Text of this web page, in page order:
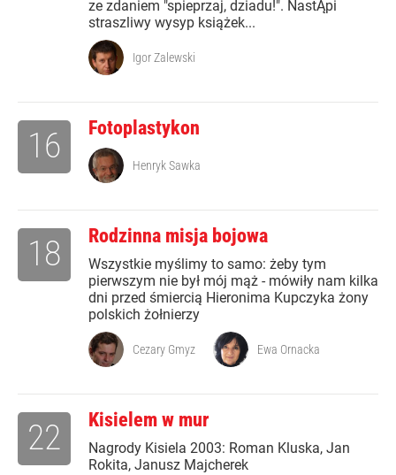
ze zdaniem "spieprzaj, dziadu!". NastĄpi
straszliwy wysyp książek...
Igor Zalewski
Fotoplastykon
16 Henryk Sawka
Rodzinna misja bojowa
Wszystkie myślimy to samo: żeby tym
pierwszym nie był mój mąż - mówiły nam kilka
dni przed śmiercią Hieronima Kupczyka żony
polskich żołnierzy
18
Cezary Gmyz Ewa Ornacka
Kisielem w mur
Nagrody Kisiela 2003: Roman Kluska, Jan
Rokita, Janusz Majcherek
22